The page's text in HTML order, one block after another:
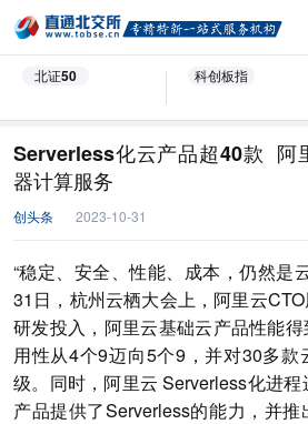
北证50 科创板指
Serverless化云产品超40款 阿
器计算服务
创头条 2023-10-31
“稳定、安全、性能、成本，仍然是
31日，杭州云栖大会上，阿里云
研发投入，阿里云基础云产品性能
用性从4个9迈向5个9，并对30多款
级。同时，阿里云 Serverless化进
产品提供了Serverless的能力，并